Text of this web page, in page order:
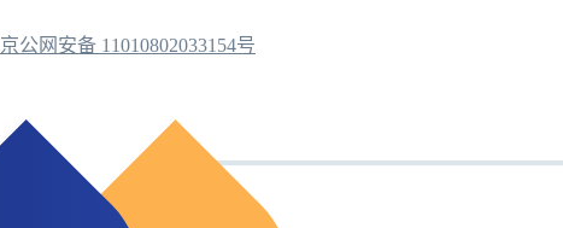
京公网安备 11010802033154号